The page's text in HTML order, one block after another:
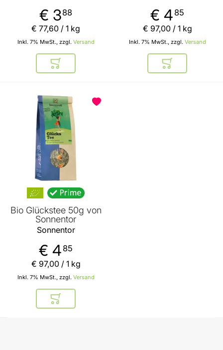
€ 388
Inkl. 7% MwSt., zzgl. Versand
€ 77,60 / 1 kg
In den Warenkorb
€ 4 85
Inkl. 7% MwSt., zzgl. Versand
€ 97,00/ 1 kg
In den
Bio Glückstee 50g von
Sonnentor
Sonnentor
€ 4 85
Inkl. 7% MwSt., zzgl. Versand
€ 97,00/ 1 kg
In den Warenkorb